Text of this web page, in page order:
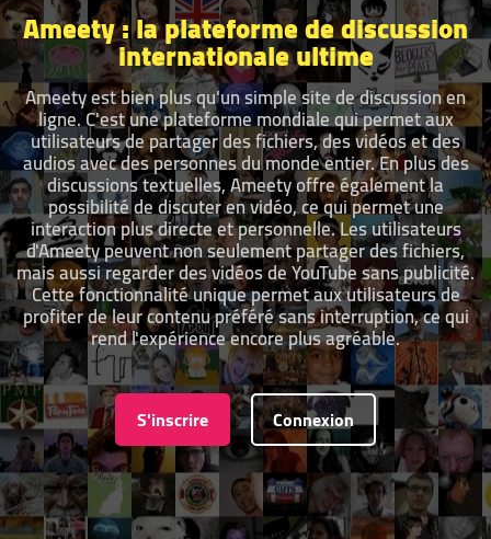
Ameety : la plateforme de discussion
internationale ultime
Ameety est bien plus qu'un simple site de discussion en
ligne. C'est une plateforme mondiale qui permet aux
utilisateurs de partager des fichiers, des vidéos et des
audios avec des personnes du monde entier. En plus des
discussions textuelles, Ameety offre également la
possibilité de discuter en vidéo, ce qui permet une
interaction plus directe et personnelle. Les utilisateurs
d'Ameety peuvent non seulement partager des fichiers,
mais aussi regarder des vidéos de YouTube sans publicité.
Cette fonctionnalité unique permet aux utilisateurs de
profiter de leur contenu préféré sans interruption, ce qui
rend l'expérience encore plus agréable.
S'inscrire Connexion